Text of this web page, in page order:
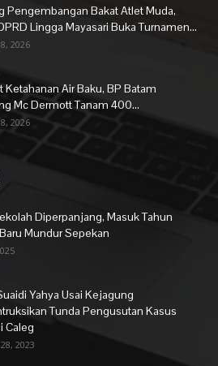
Pengembangan Bakat Atlet Muda,
Lingga Mayasari Buka Turnamen...
2026
Ketahanan Air Baku, BP Batam
Mc Dermott Tanam 400...
2026
Diperpanjang, Masuk Tahun
Mundur Sepekan
Yahya Usai Kejagung
Tunda Pengusutan Kasus
Caleg
2023